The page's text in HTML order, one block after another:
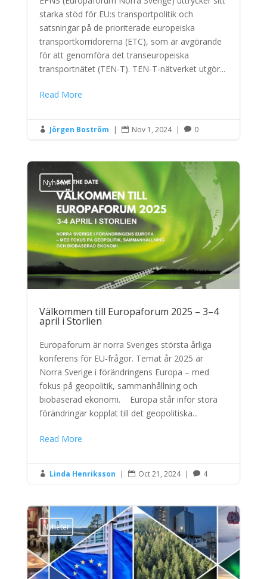
starka stöd för EU:s transportpolitik och
satsningar på de prioriterade europeiska
transportkorridorerna (ETC), som är avgörande
för att genomföra det transeuropeiska
transportnätet (TEN-T). TEN-T-nätverket utgör...
Read More
 Jörgen Boström |  Nov 1, 2024 |  0
Nyheter
Välkommen till Europaforum 2025 – 3–4
april i Storlien
Europaforum är norra Sveriges största årliga
konferens för EU-frågor. Temat år 2025 är
Norra Sverige i förändringens Europa – med
fokus på geopolitik, sammanhållning och
biobaserad ekonomi. Europa står inför stora
förändringar kopplat till det geopolitiska...
Read More
 Linda Henriksson |  Oct 21, 2024 |  4
Nyheter